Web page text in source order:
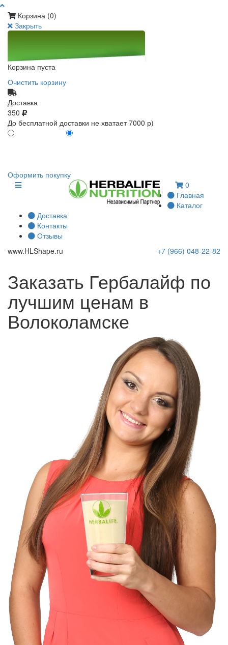
Корзина (0)
Закрыть
Корзина пуста
Очистить корзину
Доставка
350
До бесплатной доставки не хватает 7000 р)
Оформить покупку
0
Главная
Каталог
Доставка
Контакты
Отзывы
www.HLShape.ru +7 (966) 048-22-82
Заказать Гербалайф по
лучшим ценам в
Волоколамске